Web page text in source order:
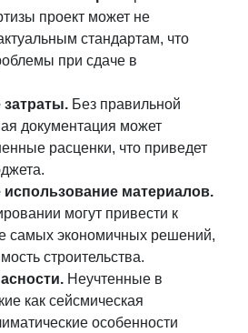
проект может не
стандартам, что
при сдаче в
Без правильной
документация может
расценки, что приведет
материалов.
могут привести к
самых экономичных решений,
строительства.
Неучтенные в
как сейсмическая
особенности